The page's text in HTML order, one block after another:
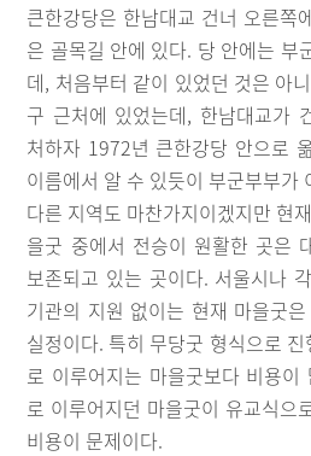
큰한강당은 한남대교 건너 오른쪽
은 골목길 안에 있다. 당 안에는 부
데, 처음부터 같이 있었던 것은 아
구 근처에 있었는데, 한남대교가
처하자 1972년 큰한강당 안으로
이름에서 알 수 있듯이 부군부부가
다른 지역도 마찬가지이겠지만 현
을굿 중에서 전승이 원활한 곳은
보존되고 있는 곳이다. 서울시나
기관의 지원 없이는 현재 마을굿
실정이다. 특히 무당굿 형식으로
로 이루어지는 마을굿보다 비용
로 이루어지던 마을굿이 유교식으
비용이 문제이다.